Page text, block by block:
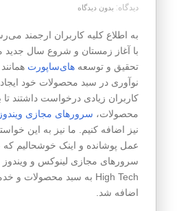
دیدگاه: بدون دیدگاه
به اطلاع کلیه کاربران ارجمند
با آغاز زمستان و شروع سال جدید
تحقیق و توسعه های‌ساپورت
نوآوری در سبد محصولات خود
کاربران زیادی درخواست داشتند
محصولات، سرورهای مجازی
نیز اضافه کنیم. ما نیز به این
عمل پوشانده و اینک خوشحالیم
سرورهای مجازی لینوکس و ویندوز
اضافه شد.